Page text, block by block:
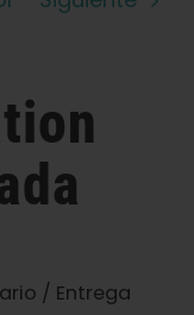
/ Entrega